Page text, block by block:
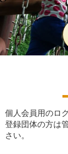
個人会員用のロ
登録団体の方は
さい。